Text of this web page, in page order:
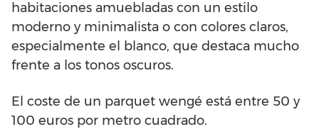
habitaciones amuebladas con un estilo
moderno y minimalista o con colores claros,
especialmente el blanco, que destaca mucho
frente a los tonos oscuros.
El coste de un parquet wengé está entre 50 y
100 euros por metro cuadrado.